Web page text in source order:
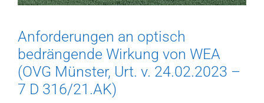
Anforderungen an optisch
bedrängende Wirkung von WEA
(OVG Münster, Urt. v. 24.02.2023 –
7 D 316/21.AK)